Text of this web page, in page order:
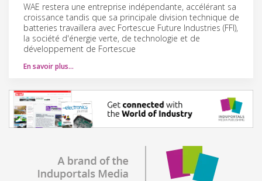
WAE restera une entreprise indépendante, accélérant sa
croissance tandis que sa principale division technique de
batteries travaillera avec Fortescue Future Industries (FFI),
la société d'énergie verte, de technologie et de
développement de Fortescue
En savoir plus…